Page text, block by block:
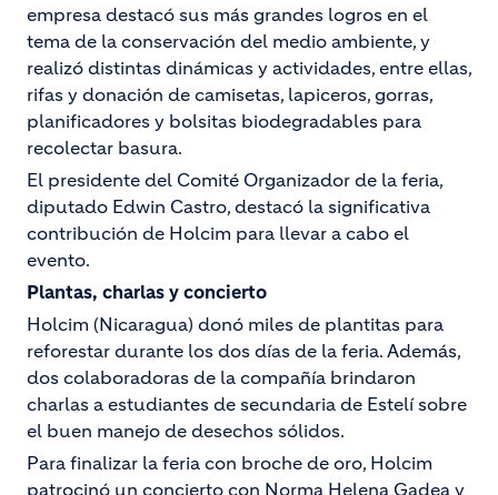
empresa destacó sus más grandes logros en el
tema de la conservación del medio ambiente, y
realizó distintas dinámicas y actividades, entre ellas,
rifas y donación de camisetas, lapiceros, gorras,
planificadores y bolsitas biodegradables para
recolectar basura.
El presidente del Comité Organizador de la feria,
diputado Edwin Castro, destacó la significativa
contribución de Holcim para llevar a cabo el
evento.
Plantas, charlas y concierto
Holcim (Nicaragua) donó miles de plantitas para
reforestar durante los dos días de la feria. Además,
dos colaboradoras de la compañía brindaron
charlas a estudiantes de secundaria de Estelí sobre
el buen manejo de desechos sólidos.
Para finalizar la feria con broche de oro, Holcim
patrocinó un concierto con Norma Helena Gadea y